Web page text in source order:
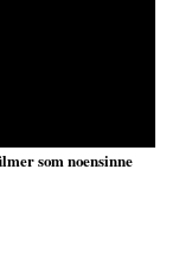
som noensinne